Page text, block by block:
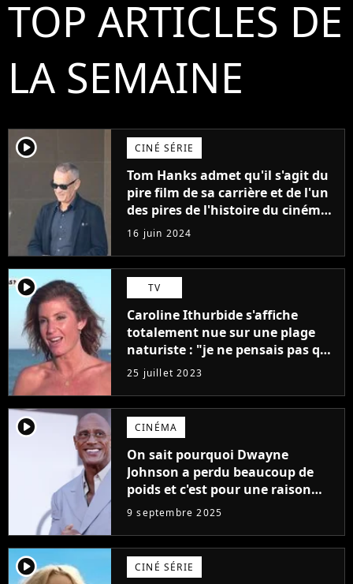
TOP ARTICLES DE
LA SEMAINE
player2 CINÉ SÉRIE
Tom Hanks admet qu'il s'agit du
pire film de sa carrière et de l'un
des pires de l'histoire du cinéma :
"L'un des films les plus
médiocres jamais réalisés"
16 juin 2024
player2 TV
Caroline Ithurbide s'affiche
totalement nue sur une plage
naturiste : "je ne pensais pas que
j'arriverais à le faire..."
25 juillet 2023
player2 CINÉMA
On sait pourquoi Dwayne
Johnson a perdu beaucoup de
poids et c'est pour une raison
importante
9 septembre 2025
player2 CINÉ SÉRIE